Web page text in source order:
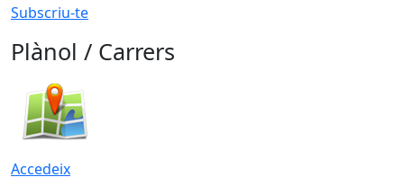
Subscriu-te
Plànol / Carrers
Accedeix